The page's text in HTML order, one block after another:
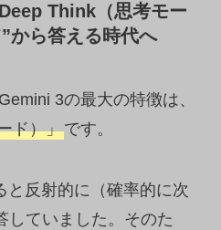
Think（思考モー
から答える時代へ
3の最大の特徴は、
ド）」です。
と反射的に（確率的に次
していました。そのた